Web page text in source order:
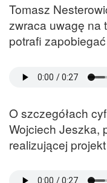
Tomasz
zwraca uwagę na
potrafi
O szczegółach
Wojciech Jeszka,
realizującej